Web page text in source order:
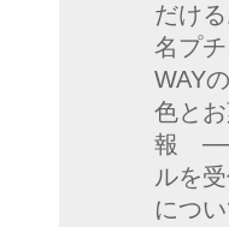
だけ
名プ
WAY
色と
報
ルを
につ